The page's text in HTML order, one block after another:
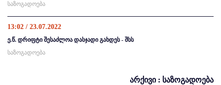
საზოგადოება
13:02 / 23.07.2022
ე.წ. დრიფტი შესაძლოა დასჯადი გახდეს - შსს
საზოგადოება
არქივი : საზოგადოება